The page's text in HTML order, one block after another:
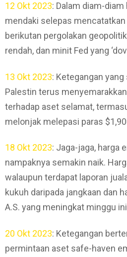
12 Okt 2023: Dalam diam-
mendaki selepas
berikutan pergolakan
rendah, dan minit Fed yang
13 Okt 2023: Ketegangan
Palestin terus
terhadap aset selamat,
melonjak melepasi paras
18 Okt 2023: Jaga-jaga, harga
nampaknya semakin naik.
walaupun terdapat laporan
kukuh daripada jangkaan dan
A.S. yang meningkat minggu
20 Okt 2023: Ketegangan
permintaan aset safe-haven